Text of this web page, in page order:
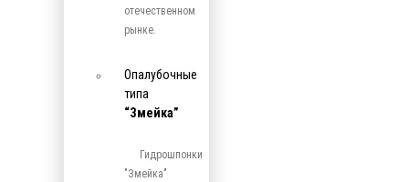
отечественном
рынке.
Опалубочные
типа
“Змейка”
Гидрошпонки
"Змейка"